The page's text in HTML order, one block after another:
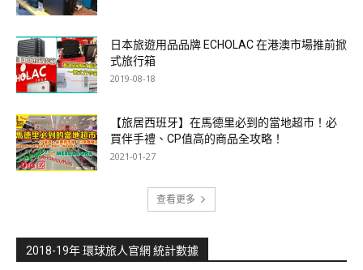
日本旅遊用品品牌 ECHOLAC 在港澳市場推前掀
式旅行箱
2019-08-18
【旅居西班牙】在馬德里必到的當地超市！必
買伴手禮、CP值高的商品全攻略！
2021-01-27
查看更多
2018-19年 環球旅人官網 統計數據